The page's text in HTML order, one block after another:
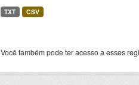
TXT CSV
Você também pode ter acesso a esses